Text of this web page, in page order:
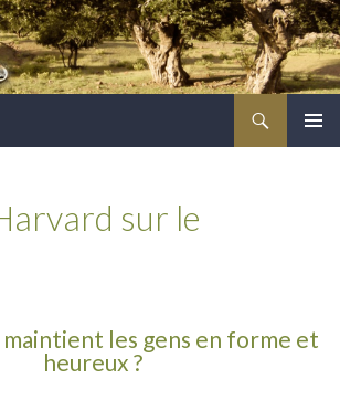
sur le
maintient les gens en forme et
heureux ?